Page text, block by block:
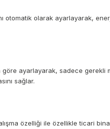
otomatik olarak ayarlayarak,
göre ayarlayarak, sadece
sağlar.
özelliği ile özellikle ticari